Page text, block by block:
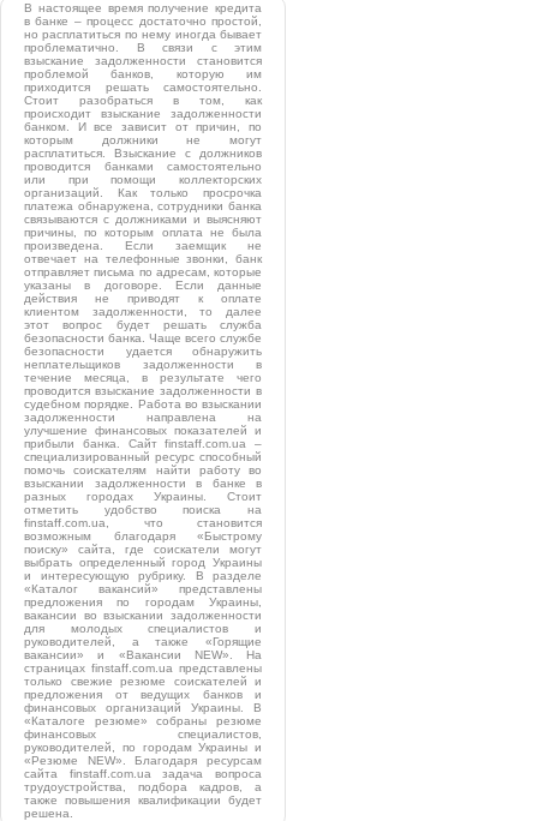
В настоящее время получение кредита
в банке – процесс достаточно простой,
но расплатиться по нему иногда бывает
проблематично. В связи с этим
взыскание задолженности становится
проблемой банков, которую им
приходится решать самостоятельно.
Стоит разобраться в том, как
происходит взыскание задолженности
банком. И все зависит от причин, по
которым должники не могут
расплатиться. Взыскание с должников
проводится банками самостоятельно
или при помощи коллекторских
организаций. Как только просрочка
платежа обнаружена, сотрудники банка
связываются с должниками и выясняют
причины, по которым оплата не была
произведена. Если заемщик не
отвечает на телефонные звонки, банк
отправляет письма по адресам, которые
указаны в договоре. Если данные
действия не приводят к оплате
клиентом задолженности, то далее
этот вопрос будет решать служба
безопасности банка. Чаще всего службе
безопасности удается обнаружить
неплательщиков задолженности в
течение месяца, в результате чего
проводится взыскание задолженности в
судебном порядке. Работа во взыскании
задолженности направлена на
улучшение финансовых показателей и
прибыли банка. Сайт finstaff.com.ua –
специализированный ресурс способный
помочь соискателям найти работу во
взыскании задолженности в банке в
разных городах Украины. Стоит
отметить удобство поиска на
finstaff.com.ua, что становится
возможным благодаря «Быстрому
поиску» сайта, где соискатели могут
выбрать определенный город Украины
и интересующую рубрику. В разделе
«Каталог вакансий» представлены
предложения по городам Украины,
вакансии во взыскании задолженности
для молодых специалистов и
руководителей, а также «Горящие
вакансии» и «Вакансии NEW». На
страницах finstaff.com.ua представлены
только свежие резюме соискателей и
предложения от ведущих банков и
финансовых организаций Украины. В
«Каталоге резюме» собраны резюме
финансовых специалистов,
руководителей, по городам Украины и
«Резюме NEW». Благодаря ресурсам
сайта finstaff.com.ua задача вопроса
трудоустройства, подбора кадров, а
также повышения квалификации будет
решена.